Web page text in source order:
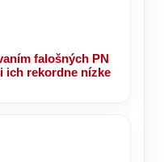
falošných PN
ich rekordne nízke